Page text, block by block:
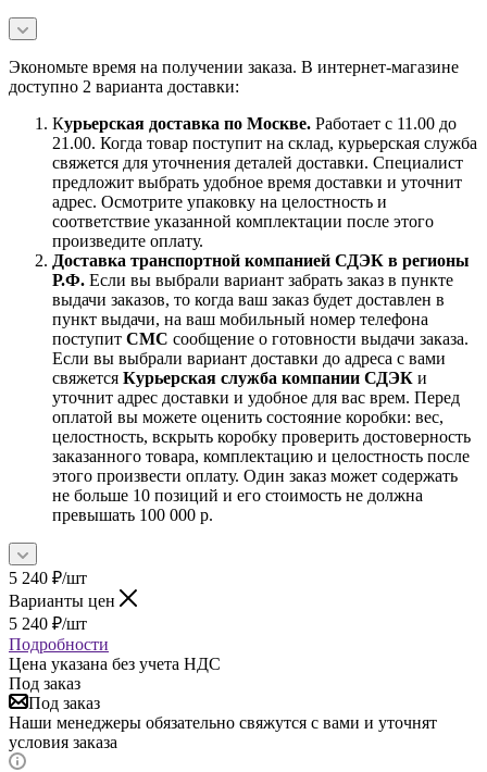
Экономьте время на получении заказа. В интернет-магазине
доступно 2 варианта доставки:
Курьерская доставка по Москве. Работает с 11.00 до
21.00. Когда товар поступит на склад, курьерская служба
свяжется для уточнения деталей доставки. Специалист
предложит выбрать удобное время доставки и уточнит
адрес. Осмотрите упаковку на целостность и
соответствие указанной комплектации после этого
произведите оплату.
Доставка транспортной компанией СДЭК в регионы
Р.Ф. Если вы выбрали вариант забрать заказ в пункте
выдачи заказов, то когда ваш заказ будет доставлен в
пункт выдачи, на ваш мобильный номер телефона
поступит СМС сообщение о готовности выдачи заказа.
Если вы выбрали вариант доставки до адреса с вами
свяжется Курьерская служба компании СДЭК и
уточнит адрес доставки и удобное для вас врем. Перед
оплатой вы можете оценить состояние коробки: вес,
целостность, вскрыть коробку проверить достоверность
заказанного товара, комплектацию и целостность после
этого произвести оплату. Один заказ может содержать
не больше 10 позиций и его стоимость не должна
превышать 100 000 р.
5 240 ₽/шт
Варианты цен
5 240 ₽/шт
Подробности
Цена указана без учета НДС
Под заказ
Под заказ
Наши менеджеры обязательно свяжутся с вами и уточнят
условия заказа